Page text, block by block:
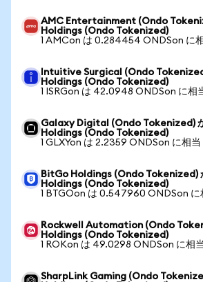
AMC Entertainment (Ondo
Holdings (Ondo Tokenized)
1 AMCon は 0.284454 ONDSon に
Intuitive Surgical (Ondo
Holdings (Ondo Tokenized)
1 ISRGon は 42.0948 ONDSon に相
Galaxy Digital (Ondo Tokenized)
Holdings (Ondo Tokenized)
1 GLXYon は 2.2359 ONDSon に相当
BitGo Holdings (Ondo Tokenized)
Holdings (Ondo Tokenized)
1 BTGOon は 0.547960 ONDSon に
Rockwell Automation (Ondo
Holdings (Ondo Tokenized)
1 ROKon は 49.0298 ONDSon に相当
SharpLink Gaming (Ondo